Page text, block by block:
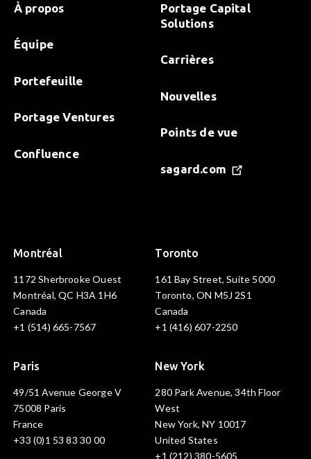
À propos
Équipe
Portefeuille
Portage Ventures
Confluence
Portage Capital
Solutions
Carrières
Nouvelles
Points de vue
sagard.com
Montréal
1172 Sherbrooke Ouest
Montréal, QC H3A 1H6
Canada
+1 (514) 665-7567
Toronto
161 Bay Street, Suite 5000
Toronto, ON M5J 2S1
Canada
+1 (416) 607-2250
Paris
49/51 Avenue George V
75008 Paris
France
+33 (0)1 53 83 30 00
New York
280 Park Avenue, 34th Floor
West
New York, NY 10017
United States
+1 (212) 380-5605